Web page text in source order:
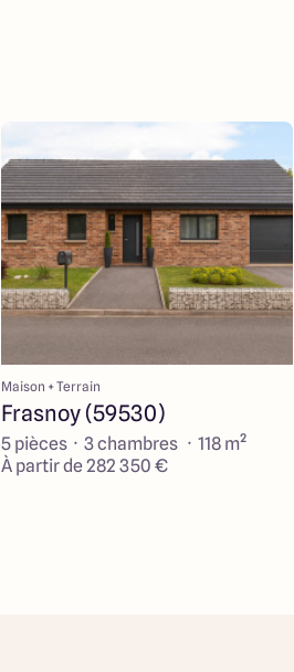
Maison + Terrain
Frasnoy (59530)
5 pièces · 3 chambres · 118 m²
À partir de 282 350 €